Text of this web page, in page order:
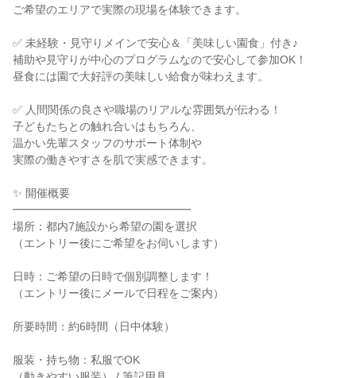
ご希望のエリアで実際の現場を体験できます。
✅️ 未経験・見守りメインで安心＆「美味しい園食」付き♪
補助や見守りが中心のプログラムなので安心して参加OK！
昼食には園で大好評の美味しい給食が味わえます。
✅️ 人間関係の良さや職場のリアルな雰囲気が伝わる！
子どもたちとの触れ合いはもちろん、
温かい先輩スタッフのサポート体制や
実際の働きやすさを肌で実感できます。
✨️ 開催概要
━━━━━━━━━━━━━━━━
場所：都内7施設から希望の園を選択
（エントリー後にご希望をお伺いします）
日時：ご希望の日時で個別調整します！
（エントリー後にメールで日程をご案内）
所要時間：約6時間（日中体験）
服装・持ち物：私服でOK